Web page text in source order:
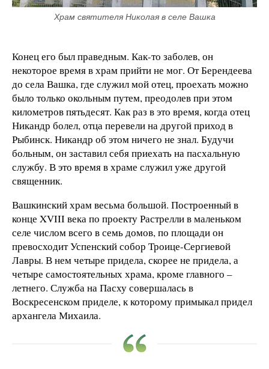
Храм святителя Николая в селе Вашка
Конец его был праведным. Как-то заболев, он
некоторое время в храм прийти не мог. От Берендеева
до села Вашка, где служил мой отец, проехать можно
было только окольным путем, преодолев при этом
километров пятьдесят. Как раз в это время, когда отец
Никандр болел, отца перевели на другой приход в
Рыбинск. Никандр об этом ничего не знал. Будучи
больным, он заставил себя приехать на пасхальную
службу. В это время в храме служил уже другой
священник.
Вашкинский храм весьма большой. Построенный в
конце XVIII века по проекту Растрелли в маленьком
селе числом всего в семь домов, по площади он
превосходит Успенский собор Троице-Сергиевой
Лавры. В нем четыре придела, скорее не придела, а
четыре самостоятельных храма, кроме главного –
летнего. Служба на Пасху совершалась в
Воскресенском приделе, к которому примыкал придел
архангела Михаила.